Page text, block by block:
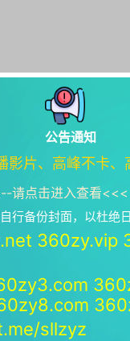
公告通知
影片、高峰不卡
请点击进入查看<<<
行备份封面，以杜绝
360zy.vip
sllzyz